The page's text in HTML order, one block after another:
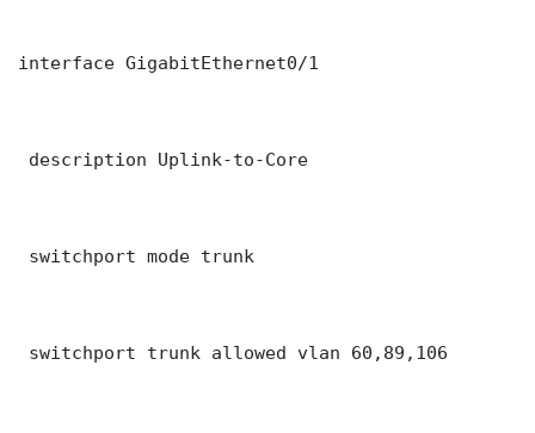
interface GigabitEthernet0/1
description Uplink-to-Core
switchport mode trunk
switchport trunk allowed vlan 60,89,106